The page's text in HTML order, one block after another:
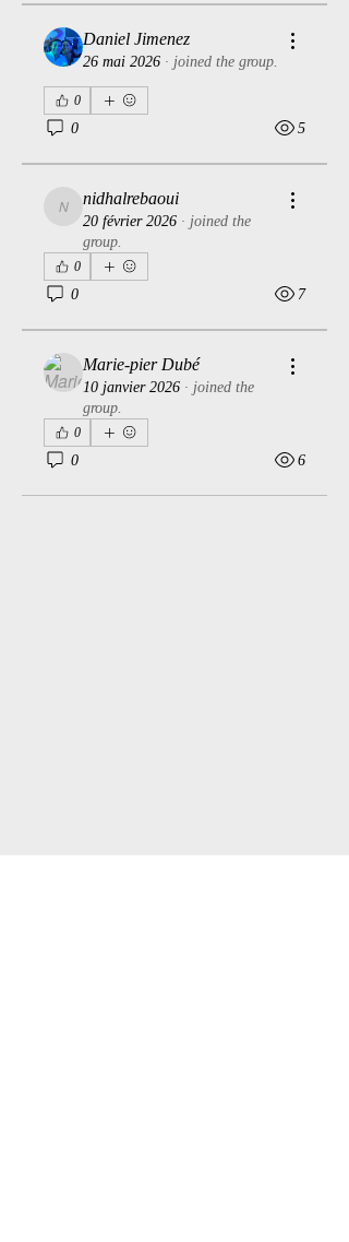
Daniel Jimenez
26 mai 2026 · joined the group.
0
0 5
nidhalrebaoui
nidhalrebaoui
20 février 2026 · joined the
group.
0
0 7
Marie-pier Dubé
10 janvier 2026 · joined the
group.
0
0 6